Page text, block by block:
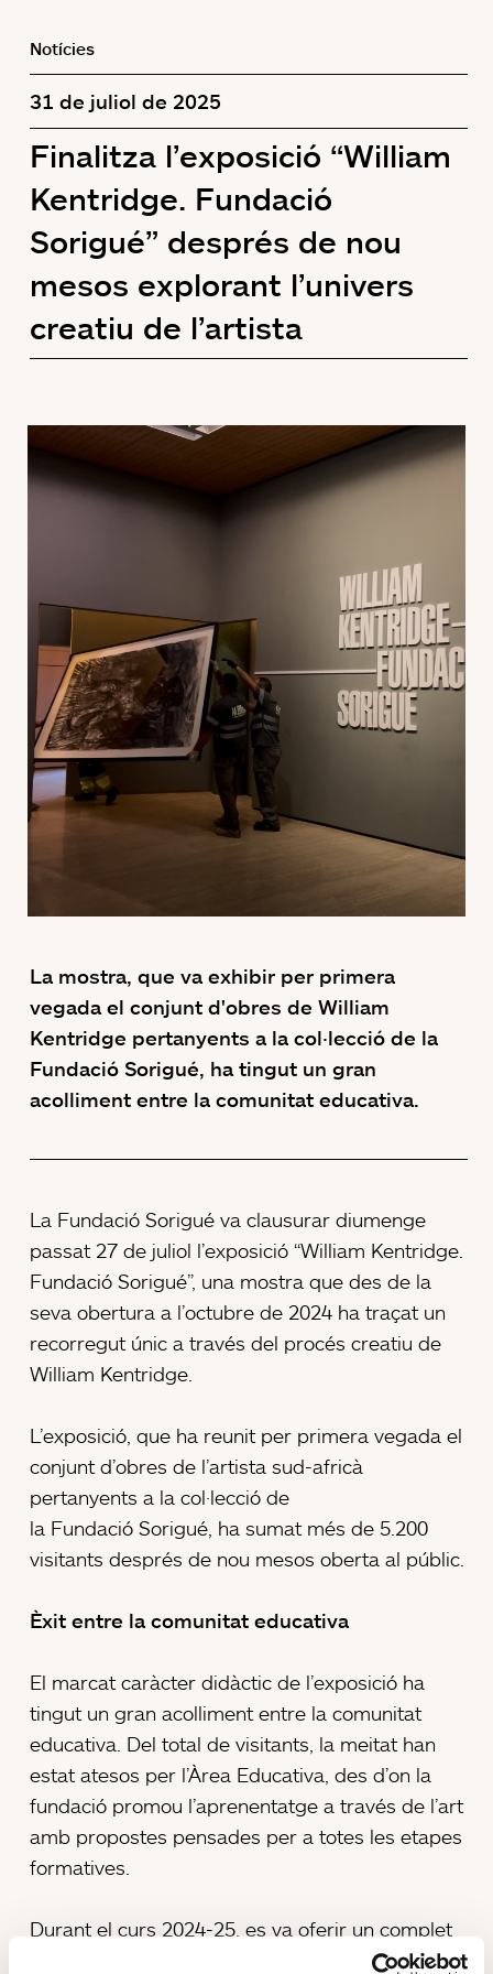
Notícies
31 de juliol de 2025
Finalitza l’exposició “William
Kentridge. Fundació
Sorigué” després de nou
mesos explorant l’univers
creatiu de l’artista
La mostra, que va exhibir per primera
vegada el conjunt d'obres de William
Kentridge pertanyents a la col·lecció de la
Fundació Sorigué, ha tingut un gran
acolliment entre la comunitat educativa.
La Fundació Sorigué va clausurar diumenge
passat 27 de juliol l’exposició “William Kentridge.
Fundació Sorigué”, una mostra que des de la
seva obertura a l’octubre de 2024 ha traçat un
recorregut únic a través del procés creatiu de
William Kentridge.
L’exposició, que ha reunit per primera vegada el
conjunt d’obres de l’artista sud-africà
pertanyents a la col·lecció de
la Fundació Sorigué, ha sumat més de 5.200
visitants després de nou mesos oberta al públic.
Èxit entre la comunitat educativa
El marcat caràcter didàctic de l’exposició ha
tingut un gran acolliment entre la comunitat
educativa. Del total de visitants, la meitat han
estat atesos per l’Àrea Educativa, des d’on la
fundació promou l’aprenentatge a través de l’art
amb propostes pensades per a totes les etapes
formatives.
Durant el curs 2024-25, es va oferir un complet
programa de visites dinamitzades que van